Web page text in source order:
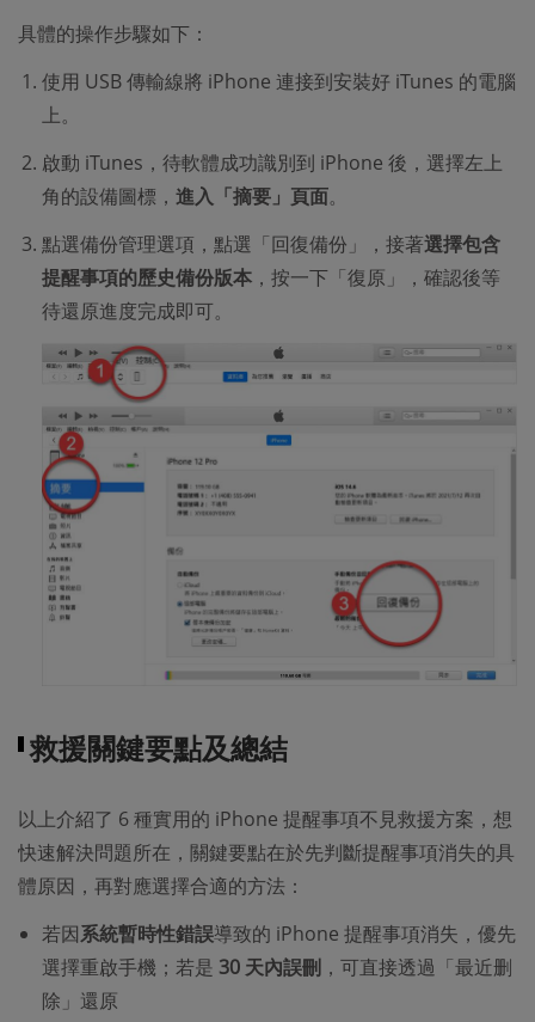
具體的操作步驟如下：
使用 USB 傳輸線將 iPhone 連接到安裝好 iTunes 的電腦
上。
啟動 iTunes，待軟體成功識別到 iPhone 後，選擇左上
角的設備圖標， 進入「摘要」頁面。
點選備份管理選項，點選「回復備份」，接著選擇包含
提醒事項的歷史備份版本 ，按一下「復原」，確認後等
待還原進度完成即可。
救援關鍵要點及總結
以上介紹了 6 種實用的 iPhone 提醒事項不見救援方案，想
快速解決問題所在，關鍵要點在於先判斷提醒事項消失的具
體原因，再對應選擇合適的方法：
若因系統暫時性錯誤導致的 iPhone 提醒事項消失，優先
選擇重啟手機；若是 30 天內誤刪 ，可直接透過「最近删
除」還原